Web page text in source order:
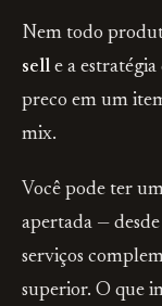
Nem todo
sell e a
preco em um
mix.
Você pode ter
apertada — desde
serviços
superior. O que